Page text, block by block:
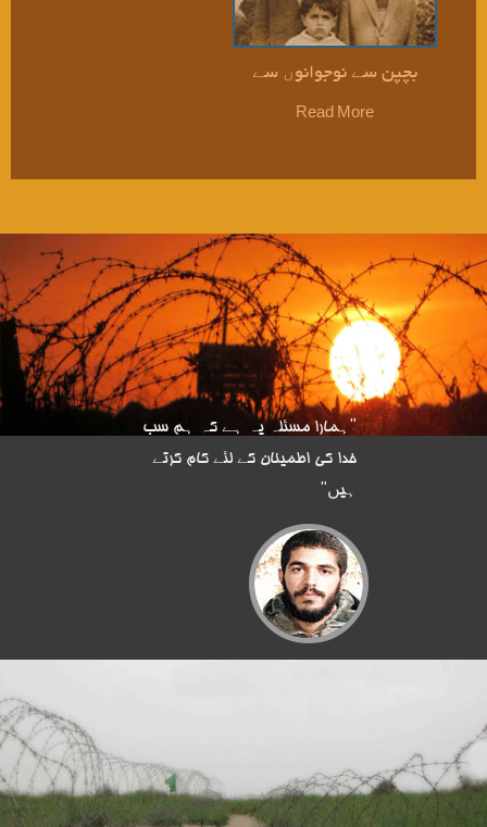
بچپن سے نوجوانوں سے
Read More
"ہمارا مسئلہ یہ ہے کہ ہم سب
خدا کی اطمینان کے لئے کام کرتے
ہیں"